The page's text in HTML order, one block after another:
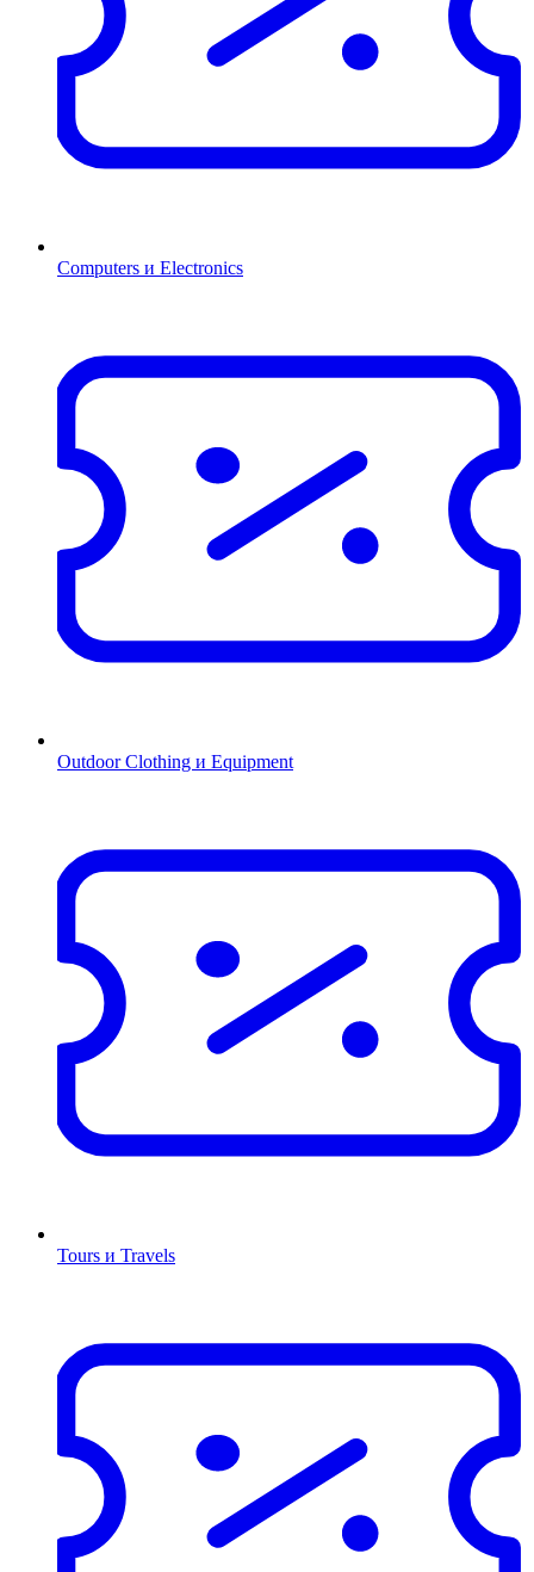
Computers и Electronics
Outdoor Clothing и Equipment
Tours и Travels